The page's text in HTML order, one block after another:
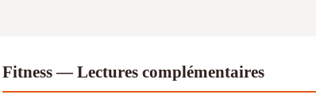
Fitness — Lectures complémentaires